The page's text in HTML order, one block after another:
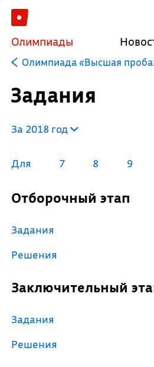
Олимпиады
Олимпиада «Высшая
Задания
За 2018 год
Для 7 8 9
Отборочный этап
Задания
Решения
Заключительный
Задания
Решения